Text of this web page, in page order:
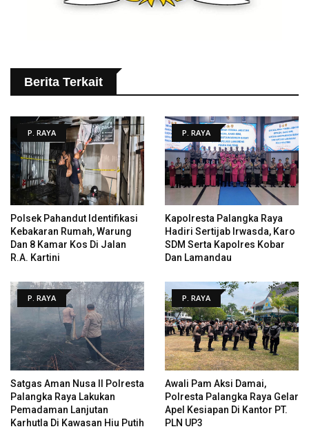
Berita Terkait
P. RAYA
Polsek Pahandut Identifikasi
Kebakaran Rumah, Warung
Dan 8 Kamar Kos Di Jalan
R.A. Kartini
P. RAYA
Kapolresta Palangka Raya
Hadiri Sertijab Irwasda, Karo
SDM Serta Kapolres Kobar
Dan Lamandau
P. RAYA
Satgas Aman Nusa II Polresta
Palangka Raya Lakukan
Pemadaman Lanjutan
Karhutla Di Kawasan Hiu Putih
P. RAYA
Awali Pam Aksi Damai,
Polresta Palangka Raya Gelar
Apel Kesiapan Di Kantor PT.
PLN UP3